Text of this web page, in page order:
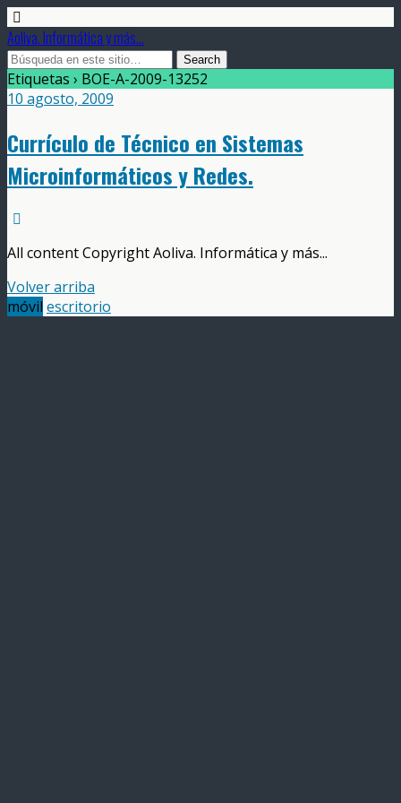
Aoliva. Informática y más...
Etiquetas › BOE-A-2009-13252
10 agosto, 2009
Currículo de Técnico en Sistemas
Microinformáticos y Redes.
All content Copyright Aoliva. Informática y más...
Volver arriba
móvil escritorio